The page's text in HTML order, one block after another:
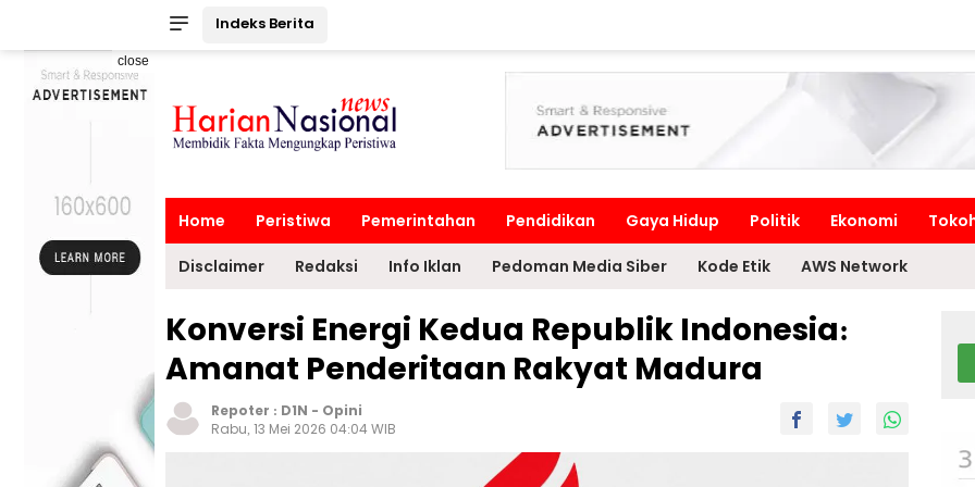
Indeks Berita
close
Home Peristiwa Pemerintahan Pendidikan Gaya Hidup Politik Ekonomi
Disclaimer Redaksi Info Iklan Pedoman Media Siber Kode Etik AWS Network
Konversi Energi Kedua Republik Indonesia:
Amanat Penderitaan Rakyat Madura
Repoter : D1N - Opini
Rabu, 13 Mei 2026 04:04 WIB